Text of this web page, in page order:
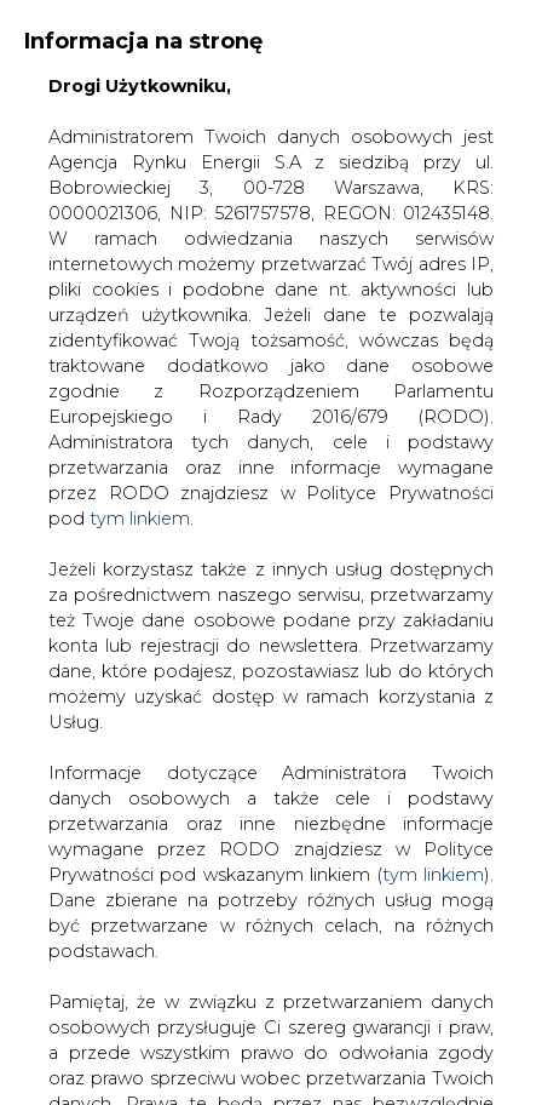
KONTAKT:
WYDAWCA PORTALU:
WYSOKI KONTRAST WIELKOŚĆ TEKSTU A A
ZALOGUJ SIĘ
WŁĄCZ CIRE.TV
Informacja na stronę
Drogi Użytkowniku,
Administratorem Twoich danych osobowych jest
Agencja Rynku Energii S.A z siedzibą przy ul.
Bobrowieckiej 3, 00-728 Warszawa, KRS:
0000021306, NIP: 5261757578, REGON: 012435148.
W ramach odwiedzania naszych serwisów
internetowych możemy przetwarzać Twój adres IP,
pliki cookies i podobne dane nt. aktywności lub
urządzeń użytkownika. Jeżeli dane te pozwalają
zidentyfikować Twoją tożsamość, wówczas będą
traktowane dodatkowo jako dane osobowe
zgodnie z Rozporządzeniem Parlamentu
Europejskiego i Rady 2016/679 (RODO).
Administratora tych danych, cele i podstawy
przetwarzania oraz inne informacje wymagane
przez RODO znajdziesz w Polityce Prywatności
pod tym linkiem.
Jeżeli korzystasz także z innych usług dostępnych
za pośrednictwem naszego serwisu, przetwarzamy
też Twoje dane osobowe podane przy zakładaniu
konta lub rejestracji do newslettera. Przetwarzamy
dane, które podajesz, pozostawiasz lub do których
możemy uzyskać dostęp w ramach korzystania z
Usług.
Informacje dotyczące Administratora Twoich
danych osobowych a także cele i podstawy
przetwarzania oraz inne niezbędne informacje
wymagane przez RODO znajdziesz w Polityce
Prywatności pod wskazanym linkiem (tym linkiem).
Dane zbierane na potrzeby różnych usług mogą
być przetwarzane w różnych celach, na różnych
podstawach.
Pamiętaj, że w związku z przetwarzaniem danych
osobowych przysługuje Ci szereg gwarancji i praw,
a przede wszystkim prawo do odwołania zgody
oraz prawo sprzeciwu wobec przetwarzania Twoich
Strona główna / RYNEK GAZU / Zmniejszają się szanse
na budowę drugiej nitki rurociągu jamalskiego
2002-11-12 00:00
skomentuj
udostępnij:
drugiej nitki rurociągu jamalskiego